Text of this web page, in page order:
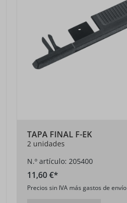
TAPA FINAL F-EK
2 unidades
N.º artículo: 205400
11,60 €*
Precios sin IVA más gastos de envío